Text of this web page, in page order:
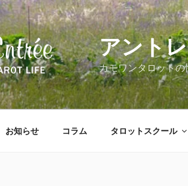
アント
カモワンタロット
お知らせ コラム タロットスクール